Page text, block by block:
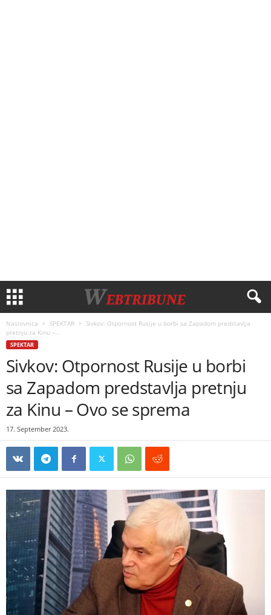
Naslovnica SPEKTAR
Sivkov: Otpornost Rusije u borbi sa Zapadom predstavlja
pretnju za Kinu –...
SPEKTAR
Sivkov: Otpornost Rusije u borbi
sa Zapadom predstavlja pretnju
za Kinu – Ovo se sprema
17. September 2023.